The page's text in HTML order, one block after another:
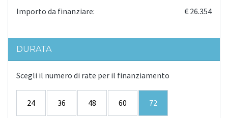
Importo da finanziare: € 26.354
DURATA
Scegli il numero di rate per il finanziamento
24 36 48 60 72